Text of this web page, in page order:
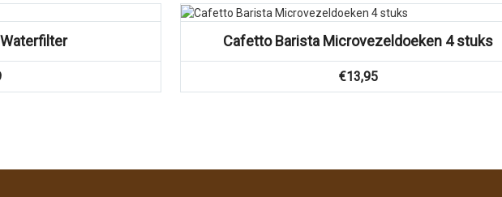
Cafetto Barista Microvezeldoeken 4 stuks
€13,95